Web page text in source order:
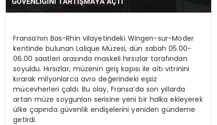
Fransa’nın Bas-Rhin vilayetindeki Wingen-sur-Moder
kentinde bulunan Lalique Müzesi, dün sabah 05.00-
06.00 saatleri arasında maskeli hırsızlar tarafından
soyuldu. Hırsızlar, müzenin giriş kapısı ile altı vitrinini
kırarak milyonlarca avro değerindeki eşsiz
mücevherleri çaldı. Bu olay, Fransa’da son yıllarda
artan müze soygunları serisine yeni bir halka ekleyerek
ülke çapında güvenlik endişelerini yeniden gündeme
getirdi.